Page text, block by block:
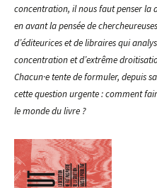
concentration, il nous faut penser la
en avant la pensée de
d’éditeurices et de libraires qui
concentration et d’extrême
Chacun·e tente de formuler, depuis
cette question urgente : comment
le monde du livre ?